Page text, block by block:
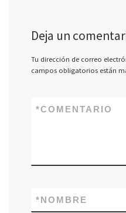
Deja un
Tu dirección de correo
campos obligatorios están
COMENTARIO
*
NOMBRE
*